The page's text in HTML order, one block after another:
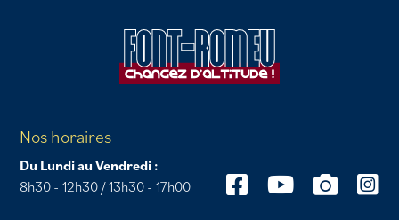
Nos horaires
Du Lundi au Vendredi :
8h30 - 12h30 / 13h30 - 17h00